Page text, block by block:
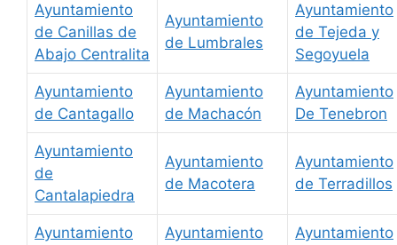
Ayuntamiento
de Canillas de
Abajo Centralita
Ayuntamiento
de Lumbrales
Ayuntamiento
de Tejeda y
Segoyuela
Ayuntamiento
de Cantagallo
Ayuntamiento
de Machacón
Ayuntamiento
De Tenebron
Ayuntamiento
de
Cantalapiedra
Ayuntamiento
de Macotera
Ayuntamiento
de Terradillos
Ayuntamiento
Ayuntamiento
Ayuntamiento